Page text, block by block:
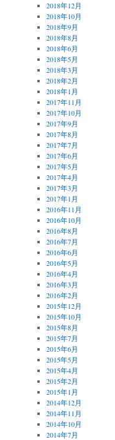
2018年12月
2018年10月
2018年9月
2018年8月
2018年6月
2018年5月
2018年3月
2018年2月
2018年1月
2017年11月
2017年10月
2017年9月
2017年8月
2017年7月
2017年6月
2017年5月
2017年4月
2017年3月
2017年1月
2016年11月
2016年10月
2016年8月
2016年7月
2016年6月
2016年5月
2016年4月
2016年3月
2016年2月
2015年12月
2015年10月
2015年8月
2015年7月
2015年6月
2015年5月
2015年4月
2015年2月
2015年1月
2014年12月
2014年11月
2014年10月
2014年7月